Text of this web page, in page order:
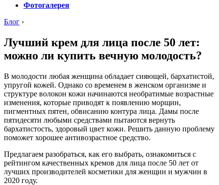
Фотогалерея
Блог ›
Лучший крем для лица после 50 лет:
можно ли купить вечную молодость?
В молодости любая женщина обладает сияющей, бархатистой,
упругой кожей. Однако со временем в женском организме и
структуре волокон кожи начинаются необратимые возрастные
изменения, которые приводят к появлению морщин,
пигментных пятен, обвисанию контура лица. Дамы после
пятидесяти любыми средствами пытаются вернуть
бархатистость, здоровый цвет кожи. Решить данную проблему
поможет хорошее антивозрастное средство.
Предлагаем разобраться, как его выбрать, ознакомиться с
рейтингом качественных кремов для лица после 50 лет от
лучших производителей косметики для женщин и мужчин в
2020 году.